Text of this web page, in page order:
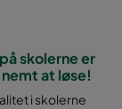
skolerne er
at løse!
i skolerne